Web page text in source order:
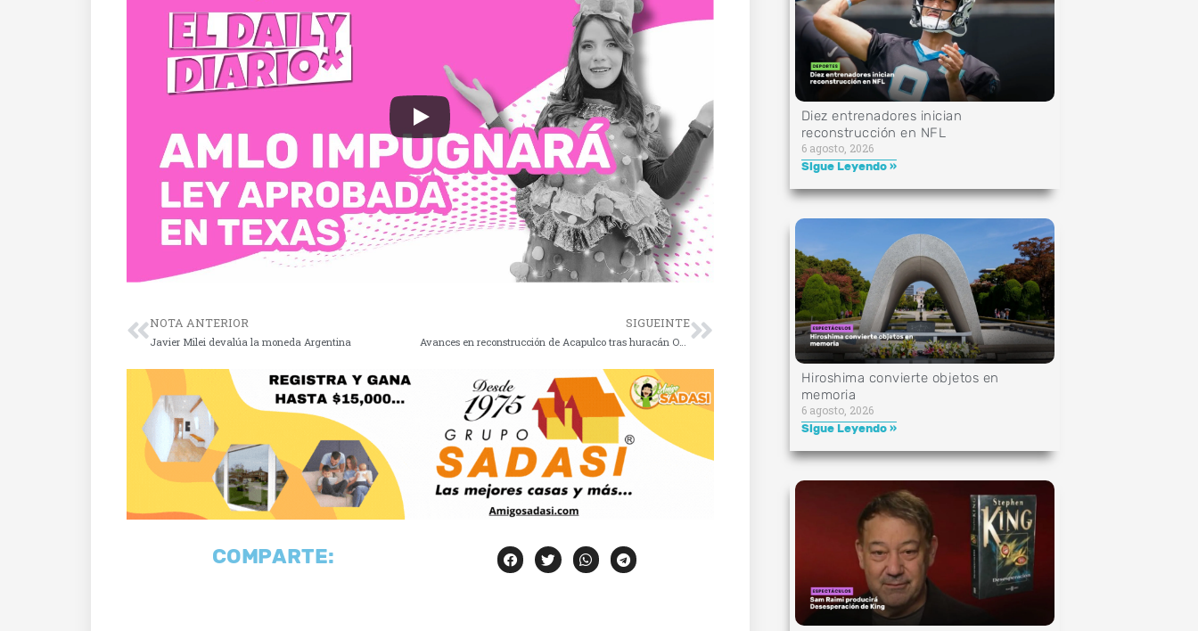
NOTA ANTERIOR
Javier Milei devalúa la moneda Argentina
SIGUEINTE
Avances en reconstrucción de Acapulco tras huracán Otis
COMPARTE:
Diez entrenadores inician
reconstrucción en NFL
6 agosto, 2026
Sigue Leyendo »
Hiroshima convierte objetos en
memoria
6 agosto, 2026
Sigue Leyendo »